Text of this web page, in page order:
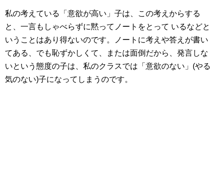
私の考えている「意欲が高い」子は、この考えからする
と、一言もしゃべらずに黙ってノートをとって いるなどと
いうことはあり得ないのです。ノートに考えや答えが書い
てある、でも恥ずかしくて、または面倒だから、発言しな
いという態度の子は、私のクラスでは「意欲のない」(やる
気のない)子になってしまうのです。